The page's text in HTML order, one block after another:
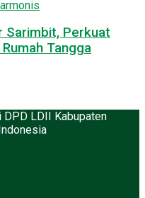
Sarimbit, Perkuat
Tangga
LDII Kabupaten